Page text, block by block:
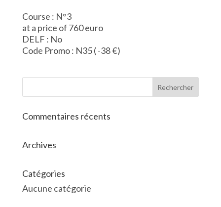
Course : N°3
at a price of 760 euro
DELF : No
Code Promo : N35 ( -38 €)
Commentaires récents
Archives
Catégories
Aucune catégorie